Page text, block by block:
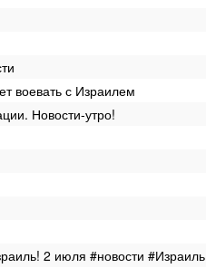
воевать с Израилем
Новости-утро!
2 июля #новости #Израиль